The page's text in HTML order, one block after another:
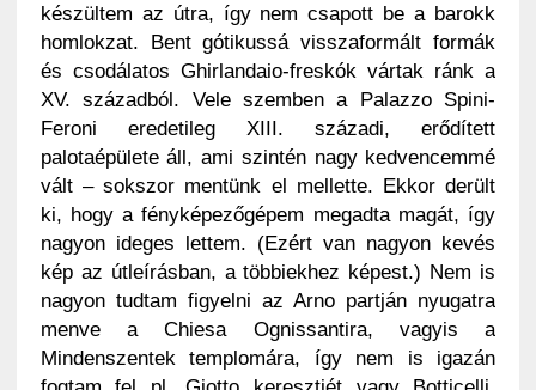
készültem az útra, így nem csapott be a barokk
homlokzat. Bent gótikussá visszaformált formák
és csodálatos Ghirlandaio-freskók vártak ránk a
XV. századból. Vele szemben a Palazzo Spini-
Feroni eredetileg XIII. századi, erődített
palotaépülete áll, ami szintén nagy kedvencemmé
vált – sokszor mentünk el mellette. Ekkor derült
ki, hogy a fényképezőgépem megadta magát, így
nagyon ideges lettem. (Ezért van nagyon kevés
kép az útleírásban, a többiekhez képest.) Nem is
nagyon tudtam figyelni az Arno partján nyugatra
menve a Chiesa Ognissantira, vagyis a
Mindenszentek templomára, így nem is igazán